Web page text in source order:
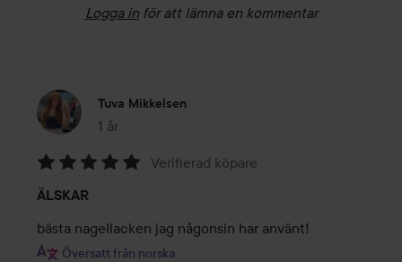
Logga in för att lämna en kommentar
Tuva Mikkelsen
1 år
Inlägget skapades 1 år
5
av
5
Verifierad köpare
ÄLSKAR
bästa nagellacken jag någonsin har använt!
Översatt från norska